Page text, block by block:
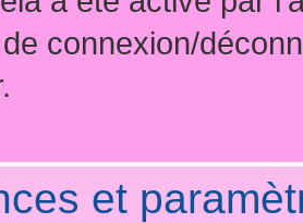
connexion/
et